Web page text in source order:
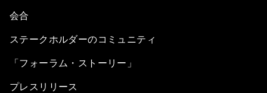
会合
ステークホルダーのコミュニティ
「フォーラム・ストーリー」
プレスリリース